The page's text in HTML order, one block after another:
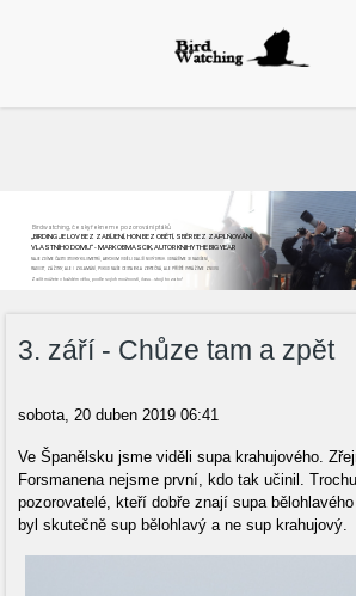
Birdwatching, česky řekneme pozorování ptáků
„BIRDING JE LOV BEZ ZABÍJENÍ, HON BEZ OBĚTÍ, SBĚR BEZ ZAPLŇOVÁNÍ
VLASTNÍHO DOMU“ - MARK OBMASCIK, AUTOR KNIHY THE BIG YEAR
NAJEZDÍME ČASTO STOVKY KILOMETRŮ, ABYCHOM VIDĚLI DALŠÍ NOVÝ DRUH. ODNÁŠÍME SI NADŠENÍ,
RADOST, ZÁŽITKY, ALE I ZKLAMÁNÍ, POKUD NAŠE CESTA BYLA ZBYTEČNÁ, ALE PŘÍŠTĚ VYRÁŽÍME ZNOVU
Začít můžete v každém věku, podle svých možností, času...stojí to za to!
3. září - Chůze tam a zpět
sobota, 20 duben 2019 06:41
Ve Španělsku jsme viděli supa krahujového.
Forsmanena nejsme první, kdo tak učinil.
pozorovatelé, kteří dobře znají supa
byl skutečně sup bělohlavý a ne sup krahujový.